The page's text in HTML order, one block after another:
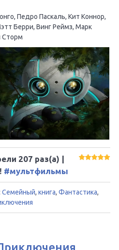
Педро Паскаль, Кит Коннор,
Берри, Винг Реймз, Марк
Сторм
207 раз(а) |
#мультфильмы
Семейный, книга, Фантастика,